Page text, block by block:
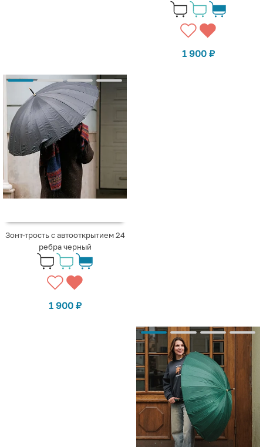
1 900 ₽
Зонт-трость с автооткрытием 24
ребра черный
1 900 ₽